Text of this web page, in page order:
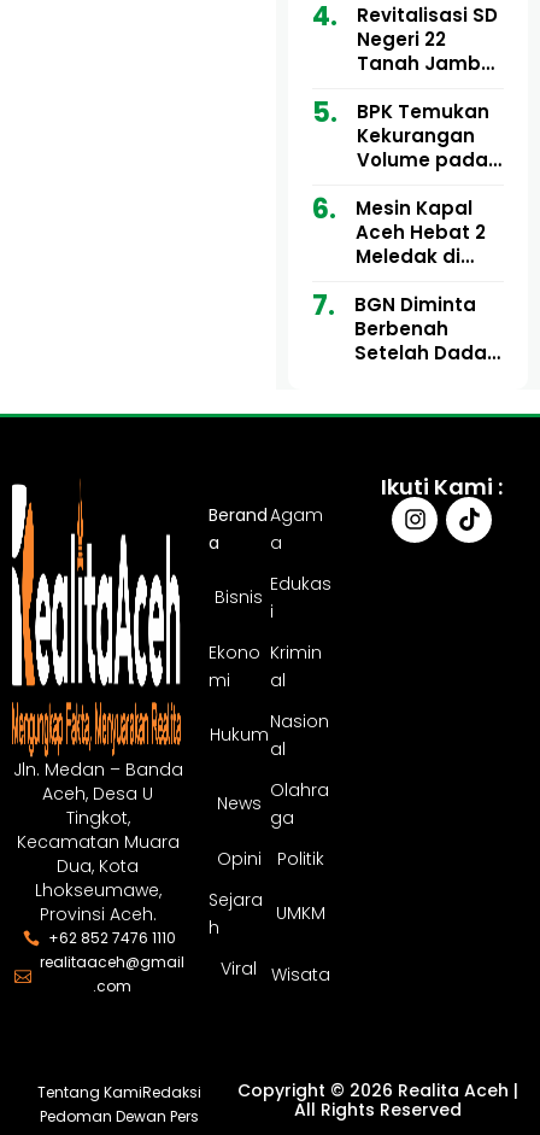
Bermain di
Balik Rp250
Ribu
dan Tgk
Muharuddin
Kini Didesak
Revitalisasi SD
Negeri 22
Tanah Jambo
Miliar Tuai
Sorotan, Publik
Pertanyakan
Anggaran
BPK Temukan
Kekurangan
Volume pada
Aceh Utara
Tahun 2024,
Pengembalian
Sepenuhnya
Tuntas
Mesin Kapal
Aceh Hebat 2
Meledak di
Ulee Lheue, 14
Orang Derita
Luka Bakar
BGN Diminta
Berbenah
Setelah Dadan
Jln. Medan – Banda
Aceh, Desa U
Tingkot,
Kecamatan Muara
Dua, Kota
Lhokseumawe,
Provinsi Aceh.
+62 852 7476 1110
realitaaceh@gmail
.com
Berand
a
Agam
a
Bisnis
Edukas
i
Ekono
mi
Krimin
al
Hukum
Nasion
al
News
Olahra
ga
Opini
Politik
Sejara
h
UMKM
Viral Wisata
Ikuti Kami :
Tentang KamiRedaksi
Pedoman Dewan Pers
Copyright © 2026 Realita Aceh |
All Rights Reserved